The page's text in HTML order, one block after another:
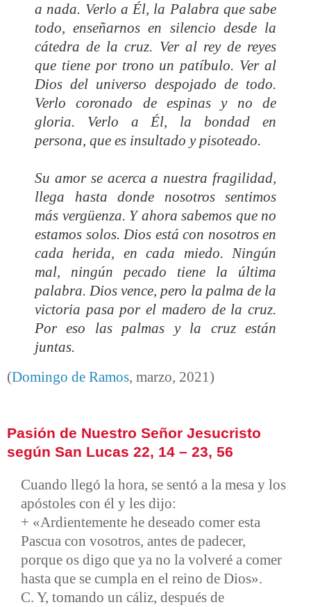
a nada. Verlo a Él, la Palabra que sabe
todo, enseñarnos en silencio desde la
cátedra de la cruz. Ver al rey de reyes
que tiene por trono un patíbulo. Ver al
Dios del universo despojado de todo.
Verlo coronado de espinas y no de
gloria. Verlo a Él, la bondad en
persona, que es insultado y pisoteado.
Su amor se acerca a nuestra fragilidad,
llega hasta donde nosotros sentimos
más vergüenza. Y ahora sabemos que no
estamos solos. Dios está con nosotros en
cada herida, en cada miedo. Ningún
mal, ningún pecado tiene la última
palabra. Dios vence, pero la palma de la
victoria pasa por el madero de la cruz.
Por eso las palmas y la cruz están
juntas.
(Domingo de Ramos, marzo, 2021)
Pasión de Nuestro Señor Jesucristo
según San Lucas 22, 14 – 23, 56
Cuando llegó la hora, se sentó a la mesa y los
apóstoles con él y les dijo:
+ «Ardientemente he deseado comer esta
Pascua con vosotros, antes de padecer,
porque os digo que ya no la volveré a comer
hasta que se cumpla en el reino de Dios».
C. Y, tomando un cáliz, después de